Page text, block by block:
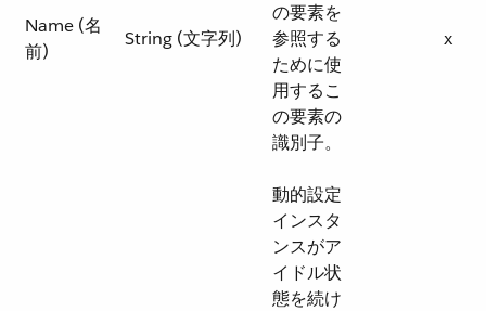
Name (名
前)
String (文字列)
の要素を
参照する
ために使
用するこ
の要素の
識別子。
x
動的設定
インスタ
ンスがア
イドル状
態を続け